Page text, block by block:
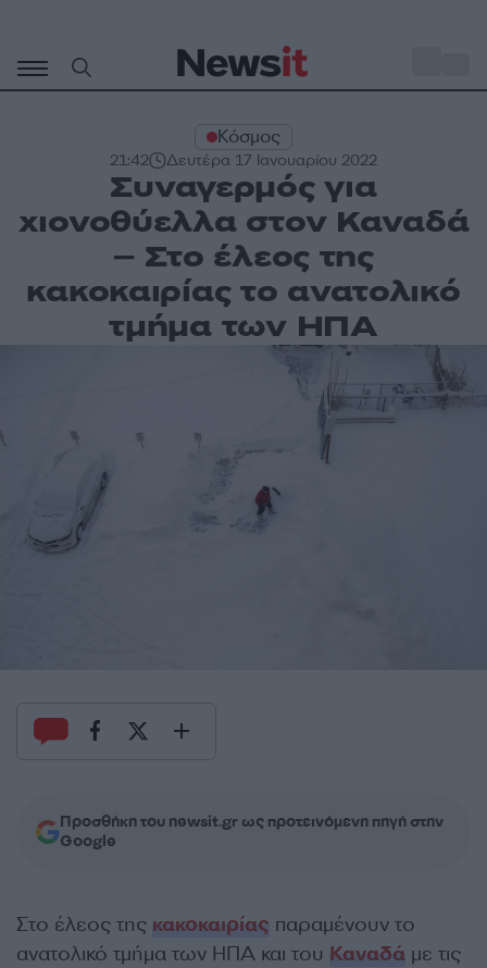
περιεχόμενο
Κόσμος
21:42 Δευτέρα 17 Ιανουαρίου 2022
Συναγερμός για
χιονοθύελλα στον Καναδά
– Στο έλεος της
κακοκαιρίας το ανατολικό
τμήμα των ΗΠΑ
Προσθήκη του newsit.gr ως προτεινόμενη πηγή στην
Google
Στο έλεος της κακοκαιρίας παραμένουν το
ανατολικό τμήμα των ΗΠΑ και του Καναδά με τις